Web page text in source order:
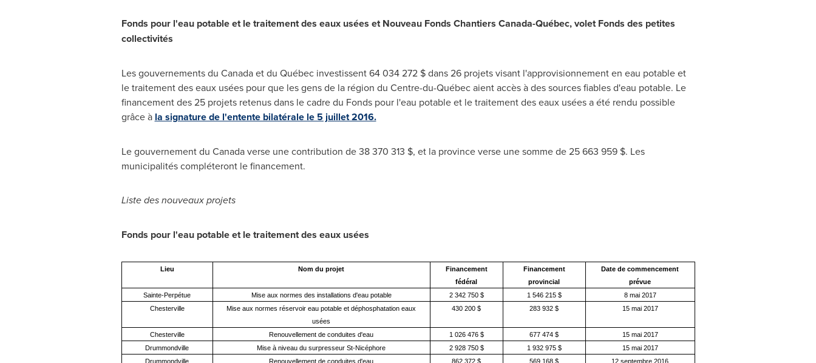
Fonds pour l'eau potable et le traitement des eaux usées etNouveau Fonds Chantiers Canada-Québec, volet Fonds des petites
collectivités
Les gouvernements du Canada et du Québec investissent 64 034 272 $ dans 26 projets visant l'approvisionnement en eau potable et
le traitement des eaux usées pour que les gens de la région du Centre-du-Québec aient accès à des sources fiables d'eau potable. Le
financement des 25 projets retenus dans le cadre du Fonds pour l'eau potable et le traitement des eaux usées a été rendu possible
grâce à la signature de l'entente bilatérale le 5 juillet 2016.
Le gouvernement du Canada verse une contribution de 38 370 313 $, etla province verse une somme de 25 663 959 $. Les
municipalités compléteront le financement.
Liste des nouveaux projets
Fonds pour l'eau potable et le traitement des eaux usées
Lieu Nom du projet
Financement
fédéral
Financement
provincial
Date de commencement
prévue
Sainte-Perpétue
Mise aux normes des installations d'eau potable 2 342 750 $ 1 546 215 $
8 mai 2017
Chesterville
Mise aux normes réservoir eau potable et déphosphatation eaux
usées
430 200 $ 283 932 $ 15 mai 2017
Chesterville Renouvellement de conduites d'eau 1 026 476 $ 677 474 $
15 mai 2017
Drummondville
Mise à niveau du surpresseur St-Nicéphore 2 928 750 $ 1 932 975 $
15 mai 2017
Drummondville
Renouvellement de conduites d'eau 862 372 $ 569 168 $ 12 septembre 2016